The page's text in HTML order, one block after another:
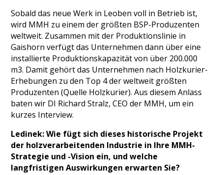
Sobald das neue Werk in Leoben voll in Betrieb ist,
wird MMH zu einem der größten BSP-Produzenten
weltweit. Zusammen mit der Produktionslinie in
Gaishorn verfügt das Unternehmen dann über eine
installierte Produktionskapazität von über 200.000
m3. Damit gehört das Unternehmen nach Holzkurier-
Erhebungen zu den Top 4 der weltweit größten
Produzenten (Quelle Holzkurier). Aus diesem Anlass
baten wir DI Richard Stralz, CEO der MMH, um ein
kurzes Interview.
Ledinek: Wie fügt sich dieses historische Projekt
der holzverarbeitenden Industrie in Ihre MMH-
Strategie und -Vision ein, und welche
langfristigen Auswirkungen erwarten Sie?